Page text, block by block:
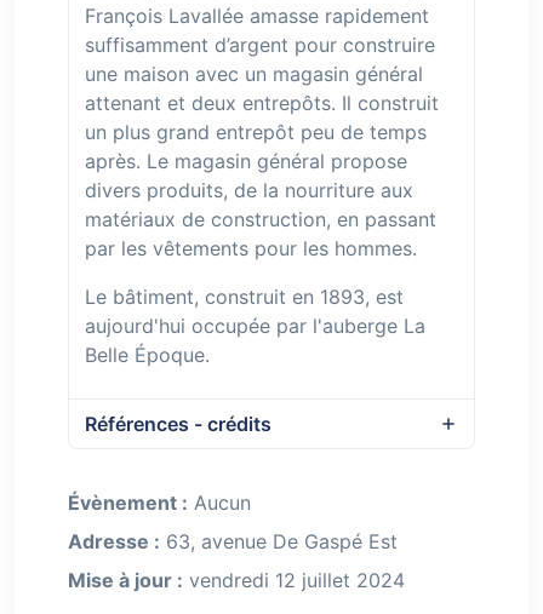
François Lavallée amasse rapidement
suffisamment d’argent pour construire
une maison avec un magasin général
attenant et deux entrepôts. Il construit
un plus grand entrepôt peu de temps
après. Le magasin général propose
divers produits, de la nourriture aux
matériaux de construction, en passant
par les vêtements pour les hommes.
Le bâtiment, construit en 1893, est
aujourd'hui occupée par l'auberge La
Belle Époque.
Références - crédits
Évènement : Aucun
Adresse : 63, avenue De Gaspé Est
Mise à jour : vendredi 12 juillet 2024